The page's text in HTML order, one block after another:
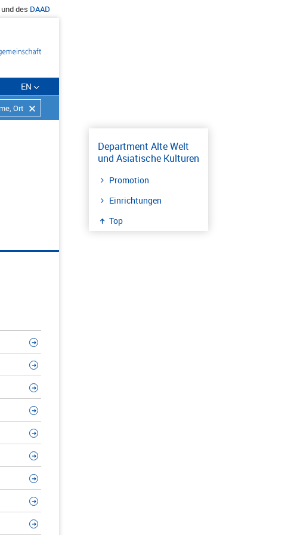
und des DAAD
EN
Department Alte Welt
und Asiatische Kulturen
Promotion
Einrichtungen
Top